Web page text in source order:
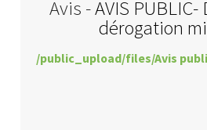
Avis -AVIS
dérogation
/public_upload/files/Avis